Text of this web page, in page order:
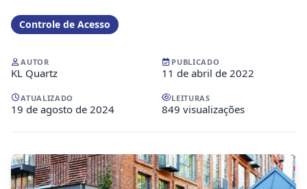
Controle de Acesso
AUTOR
KL Quartz
PUBLICADO
11 de abril de 2022
ATUALIZADO
19 de agosto de 2024
LEITURAS
849 visualizações